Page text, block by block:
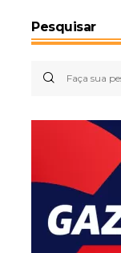
Pesquisar